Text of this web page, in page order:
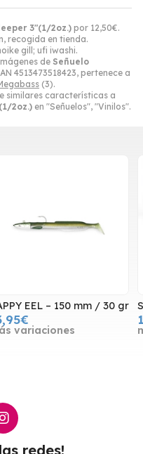
3"(1/2oz.) por 12,50€.
recogida en tienda.
gill; ufi iwashi.
de Señuelo
4513473518423, pertenece a
(3).
similares características a
2oz.) en "Señuelos", "Vinilos".
EEL – 150 mm / 30 gr
variaciones
redes!